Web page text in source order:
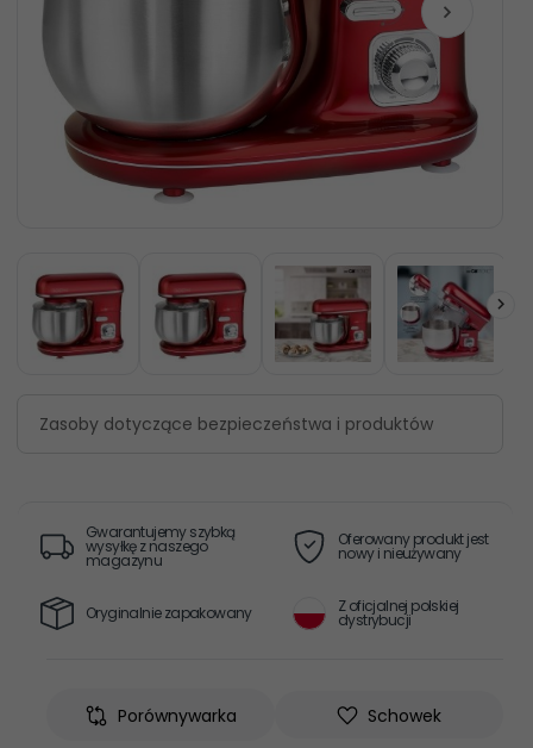
Zasoby dotyczące bezpieczeństwa i produktów
Gwarantujemy szybką
wysyłkę z naszego
magazynu
Oferowany produkt jest
nowy i nieużywany
Oryginalnie zapakowany Z oficjalnej polskiej
dystrybucji
Porównywarka Schowek